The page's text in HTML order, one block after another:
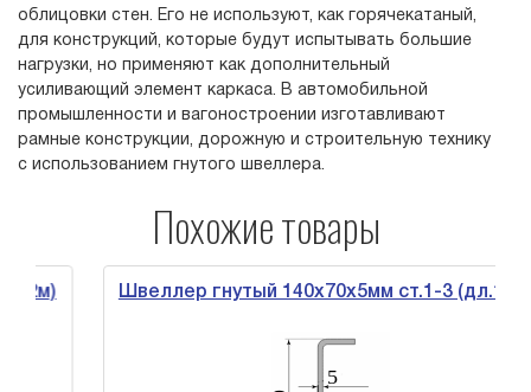
облицовки стен. Его не используют, как горячекатаный,
для конструкций, которые будут испытывать большие
нагрузки, но применяют как дополнительный
усиливающий элемент каркаса. В автомобильной
промышленности и вагоностроении изготавливают
рамные конструкции, дорожную и строительную технику
с использованием гнутого швеллера.
Похожие товары
Швеллер гнутый 140х70х5мм ст.1-3 (дл.12м)